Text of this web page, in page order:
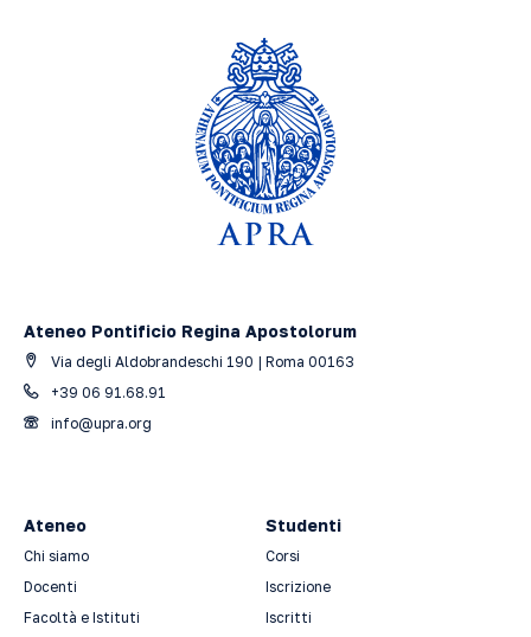
Ateneo Pontificio Regina Apostolorum
Via degli Aldobrandeschi 190 | Roma 00163
+39 06 91.68.91
info@upra.org
Ateneo
Chi siamo
Docenti
Facoltà e Istituti
Studenti
Corsi
Iscrizione
Iscritti